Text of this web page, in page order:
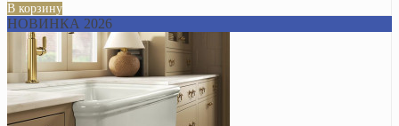
В корзину
НОВИНКА 2026